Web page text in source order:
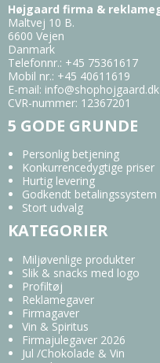
Højgaard firma &
Maltvej 10 B.
6600 Vejen
Danmark
Telefonnr.: +45 75361617
Mobil nr.: +45 40611619
E-mail: info@shophojgaard.dk
CVR-nummer: 12367201
5 GODE GRUNDE
Personlig betjening
Konkurrencedygtige priser
Hurtig levering
Godkendt betalingssystem
Stort udvalg
KATEGORIER
Miljøvenlige produkter
Slik & snacks med logo
Profiltøj
Reklamegaver
Firmagaver
Vin & Spiritus
Firmajulegaver 2026
Jul /Chokolade & Vin